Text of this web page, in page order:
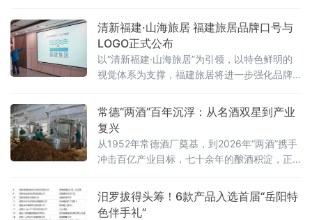
技有限公司凭借创始人陈新意“守古法、敢创
新”的经营理念，走出一条独具特色的非遗产业
化发展之路。守古法：一丝一毫不能丢走进湖
南一碗陈记食品科技有限公司，现代化标准化
厂房错落雅致，生产资质完备、行业荣誉亮
企业
清新福建·山海旅居 福建旅居品牌口号与
LOGO正式公布
以“清新福建·山海旅居”为引领，以特色鲜明的
视觉体系为支撑，福建旅居将进一步强化品牌
品质、有温度、有辨识度的旅居产品体系，让
更多人体验福建之美，共享山海福地的惬意生
活。
常德“两酒”百年沉浮：从名酒双星到产业
复兴
从1952年常德酒厂奠基，到2026年“两酒”携手
冲击百亿产业目标，七十余年的酿酒积淀，正
大常委会主任蒋锋率队调研武陵、德山两家企
业时指出：“德酒有底蕴、有品质、有市场。”
汨罗拔得头筹！6款产品入选首届“岳阳特
色伴手礼”